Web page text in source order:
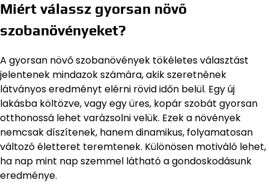
Miért válassz gyorsan növő
szobanövényeket?
A gyorsan növő szobanövények tökéletes választást
jelentenek mindazok számára, akik szeretnének
látványos eredményt elérni rövid időn belül. Egy új
lakásba költözve, vagy egy üres, kopár szobát gyorsan
otthonossá lehet varázsolni velük. Ezek a növények
nemcsak díszítenek, hanem dinamikus, folyamatosan
változó életteret teremtenek. Különösen motiváló lehet,
ha nap mint nap szemmel látható a gondoskodásunk
eredménye.